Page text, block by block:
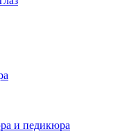
и педикюра